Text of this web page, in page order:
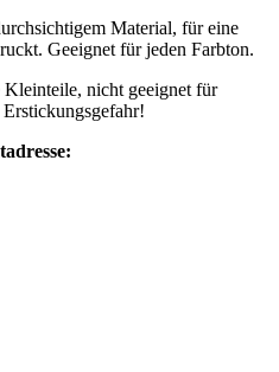
Material, für eine
Geeignet für jeden Farbton.
Kleinteile, nicht geeignet für